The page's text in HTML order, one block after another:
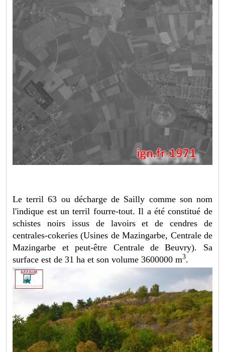
Le terril 63 ou décharge de Sailly comme son nom
l'indique est un terril fourre-tout. Il a été constitué de
schistes noirs issus de lavoirs et de cendres de
centrales-cokeries (Usines de Mazingarbe, Centrale de
Mazingarbe et peut-être Centrale de Beuvry). Sa
surface est de 31 ha et son volume 3600000 m3.